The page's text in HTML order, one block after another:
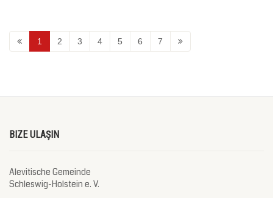
1 2 3 4 5 6 7
BIZE ULAŞIN
Alevitische Gemeinde
Schleswig-Holstein e. V.